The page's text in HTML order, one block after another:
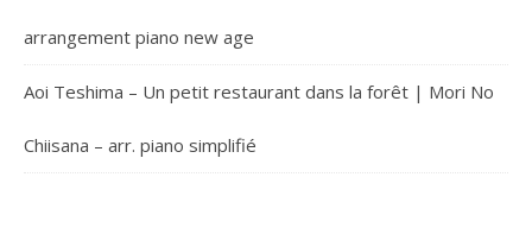
arrangement piano new age
Aoi Teshima – Un petit restaurant dans la forêt | Mori No
Chiisana – arr. piano simplifié